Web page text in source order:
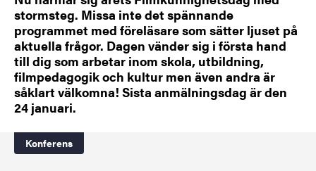
stormsteg. Missa inte det spännande
programmet med föreläsare som sätter ljuset på
aktuella frågor. Dagen vänder sig i första hand
till dig som arbetar inom skola, utbildning,
filmpedagogik och kultur men även andra är
såklart välkomna! Sista anmälningsdag är den
24 januari.
Konferens